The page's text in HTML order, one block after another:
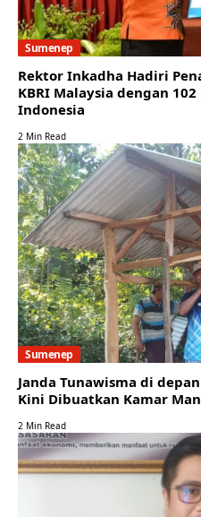
Sumenep
Rektor Inkadha Hadiri
KBRI Malaysia dengan
Indonesia
2 Min Read
Sumenep
Janda Tunawisma di
Kini Dibuatkan Kamar
2 Min Read